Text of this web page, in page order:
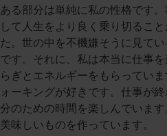
ある部分は単純に私の性格です
して人生をより良く乗り切るこ
た。世の中を不機嫌そうに見て
です。それに、私は本当に仕事
らぎとエネルギーをもらってい
ォーキングが好きです。仕事が
分のための時間を楽しんでいま
美味しいものを作っています。